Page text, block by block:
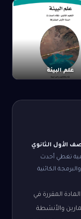
علم البيئة
الأول الثانوي
تغطي أحدث
الكائنية
المقررة في
والأنشطة